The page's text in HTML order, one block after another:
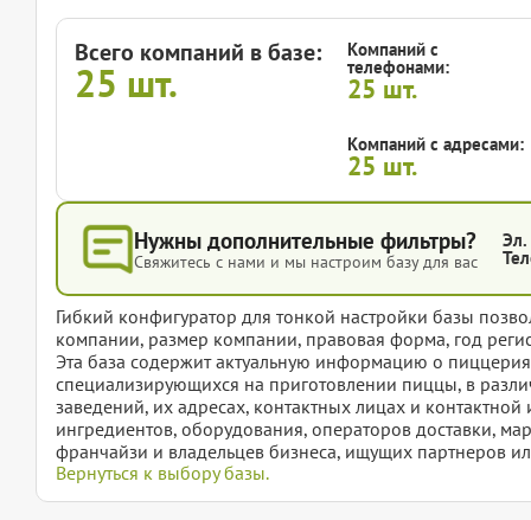
Всего компаний в базе:
25 шт.
Компаний с
телефонами:
25 шт.
Компаний с адресами:
25 шт.
Нужны дополнительные фильтры?
Свяжитесь с нами и мы настроим базу для вас
Эл.
Гибкий конфигуратор для тонкой настройки базы
компании, размер компании, правовая форма, год
Эта база содержит актуальную информацию о
специализирующихся на приготовлении пиццы, в
заведений, их адресах, контактных лицах и
ингредиентов, оборудования, операторов доставки,
франчайзи и владельцев бизнеса, ищущих партнеров
Вернуться к выбору базы.